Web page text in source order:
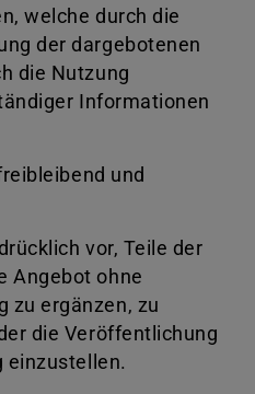
welche durch die
der dargebotenen
die Nutzung
Informationen
und
vor, Teile der
Angebot ohne
zu ergänzen, zu
die Veröffentlichung
einzustellen.